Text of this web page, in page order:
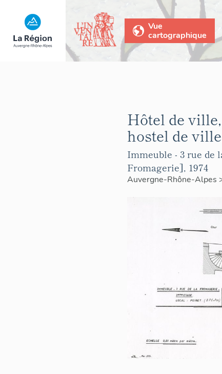
Vue
cartographique
Hôtel de
hostel de
Immeuble - 3 rue de
Fromagerie], 1974
Auvergne-Rhône-Alpes